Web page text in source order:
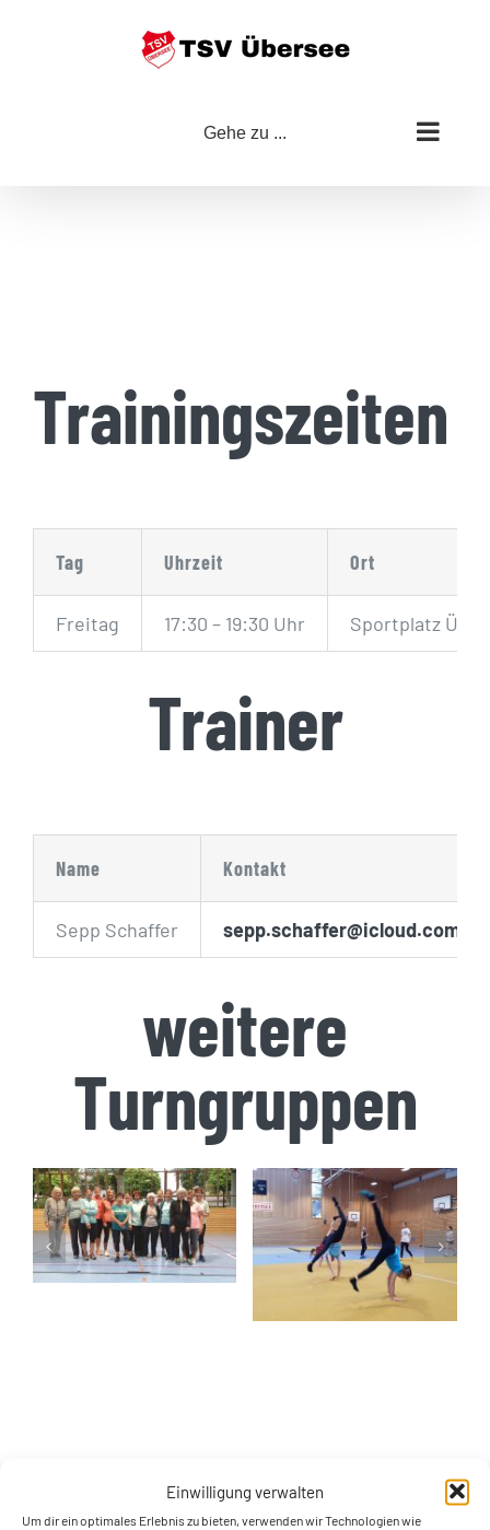
Einwilligung verwalten
Um dir ein optimales Erlebnis zu bieten, verwenden wir Technologien wie
Gehe zu ...
Trainingszeiten
Tag Uhrzeit Ort
Freitag 17:30 – 19:30 Uhr Sportplatz
Trainer
Name Kontakt
Sepp Schaffer sepp.schaffer@icloud.com
weitere
Turngruppen
Funktionelle
Gymnastik
für Damen
Geräteturnen
für Mädchen
der 5. und 6.
Klasse, wird
aktuell nicht
angeboten